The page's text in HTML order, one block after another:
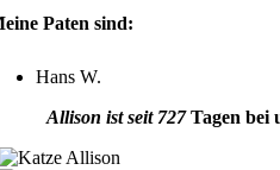
Paten sind:
Hans W.
Allison ist seit 727Tagen bei